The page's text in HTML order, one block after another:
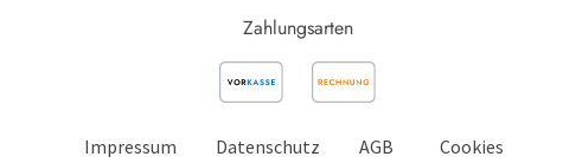
Zahlungsarten
Impressum Datenschutz AGB Cookies